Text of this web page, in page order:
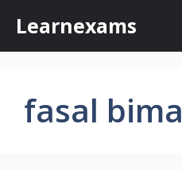
content
Learnexams
fasal bima